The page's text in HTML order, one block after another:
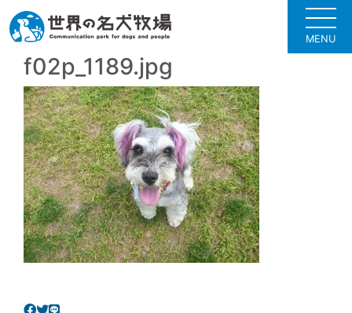
MENU
f02p_1189.jpg